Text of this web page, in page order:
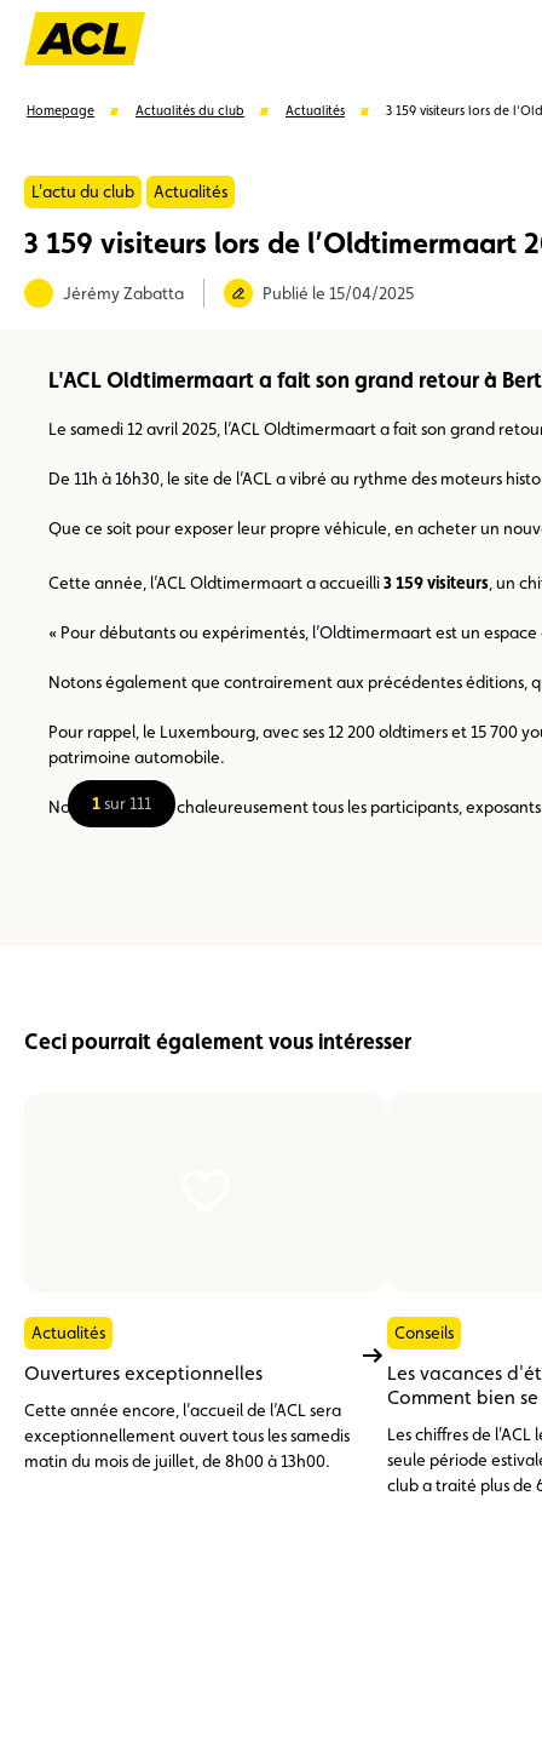
Suggestions
Homepage Actualités du club Actualités 3 159 visiteurs lors de
L'actu du club Actualités
3 159 visiteurs lors de l’Oldtimermaart
Jérémy Zabatta Publié le 15/04/2025
L'ACL Oldtimermaart a fait son grand retour à
Le samedi 12 avril 2025, l’ACL Oldtimermaart a fait son grand
De 11h à 16h30, le site de l’ACL a vibré au rythme des moteurs
Que ce soit pour exposer leur propre véhicule, en acheter un
Cette année, l’ACL Oldtimermaart a accueilli3 159 visiteurs , un
« Pour débutants ou expérimentés, l’Oldtimermaart est un
Notons également que contrairement aux précédentes éditions,
Pour rappel, le Luxembourg, avec ses 12 200 oldtimers et 15 700
patrimoine automobile.
Nous remercions chaleureusement tous les participants,
1sur 111
Ceci pourrait également vous intéresser
Actualités
Ouvertures exceptionnelles
Cette année encore, l’accueil de l’ACL sera
exceptionnellement ouvert tous les samedis
matin du mois de juillet, de 8h00 à 13h00.
Conseils
Les vacances
Comment bien
Les chiffres de
seule période
club a traité plus de